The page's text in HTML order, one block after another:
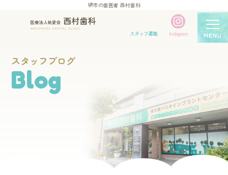
堺市の歯医者 西村歯科
スタッフ募集 Instagram MENU
スタッフブログ
Blog